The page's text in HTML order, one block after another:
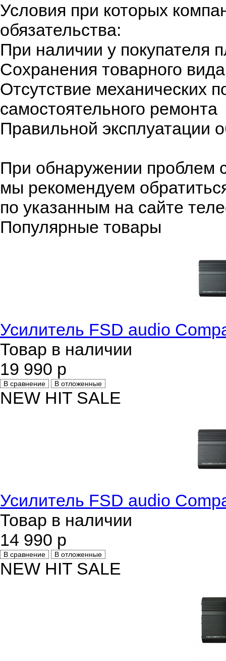
Условия при которых
обязательства:
При наличии у покупателя
Сохранения товарного
Отсутствие механических
самостоятельного ремонта
Правильной эксплуатации
При обнаружении проблем
мы рекомендуем
по указанным на сайте
Популярные товары
Усилитель FSD audio
Товар в наличии
19 990 р
В сравнение В отложенные
NEW HIT SALE
Усилитель FSD audio
Товар в наличии
14 990 р
В сравнение В отложенные
NEW HIT SALE